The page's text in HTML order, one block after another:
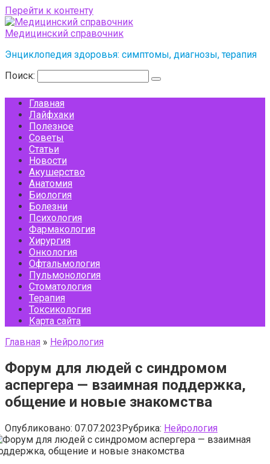
Перейти к контенту
Медицинский справочник
Энциклопедия здоровья: симптомы, диагнозы, терапия
Поиск:
Главная
Лайфхаки
Полезное
Советы
Статьи
Новости
Акушерство
Анатомия
Биология
Болезни
Психология
Фармакология
Хирургия
Онкология
Офтальмология
Пульмонология
Стоматология
Терапия
Токсикология
Карта сайта
Главная » Нейрология
Форум для людей с синдромом
аспергера — взаимная поддержка,
общение и новые знакомства
Опубликовано: 07.07.2023Рубрика: Нейрология